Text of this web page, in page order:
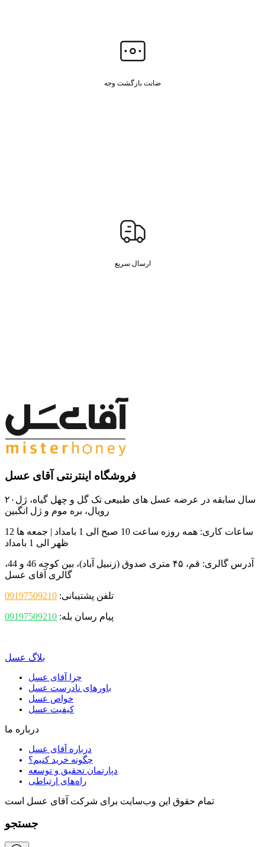
ضانت بازگشت وجه
ارسال سریع
فروشگاه اینترنتی آقای عسل
۲۰سال سابقه در عرضه عسل های طبیعی تک گل و چهل گیاه، ژل
رویال، بره موم و ژل انگبین
ساعات کاری:
همه روزه ساعت 10 صبح الی 1 بامداد | جمعه ها 12
ظهر الی 1 بامداد
آدرس گالری:
قم، ۴۵ متری صدوق (زنبیل آباد)، بین کوچه 46 و 44،
گالری آقای عسل
تلفن پشتیبانی: 09197509210
پیام رسان بله: 09197509210
بلاگ عسل
چرا آقای عسل
باورهای نادرست عسل
خواص عسل
کیفیت عسل
درباره ما
درباره آقای عسل
چگونه خرید کنیم؟
دپارتمان تحقیق و توسعه
راه‌های ارتباطی
تمام حقوق اين وب‌سايت برای شرکت آقای عسل است
جستجو